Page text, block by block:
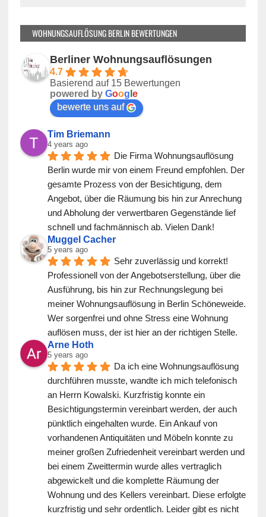
r
.
WOHNUNGSAUFLÖSUNG BERLIN BEWERTUNGEN
Berliner Wohnungsauflösungen
4.7
Basierend auf 15 Bewertungen
powered by Goog e
bewerte uns auf
Tim Briemann
4 years ago
Die Firma Wohnungsauflösung
Berlin wurde mir von einem Freund empfohlen. Der
gesamte Prozess von der Besichtigung, dem
Angebot, über die Räumung bis hin zur Anrechung
und Abholung der verwertbaren Gegenstände lief
schnell und fachmännisch ab. Vielen Dank!
Muggel Cacher
5 years ago
Sehr zuverlässig und korrekt!
Professionell von der Angebotserstellung, über die
Ausführung, bis hin zur Rechnungslegung bei
meiner Wohnungsauflösung in Berlin Schöneweide.
Wer sorgenfrei und ohne Stress eine Wohnung
auflösen muss, der ist hier an der richtigen Stelle.
Arne Hoth
5 years ago
Da ich eine Wohnungsauflösung
durchführen musste, wandte ich mich telefonisch
an Herrn Kowalski. Kurzfristig konnte ein
Besichtigungstermin vereinbart werden, der auch
pünktlich eingehalten wurde. Ein Ankauf von
vorhandenen Antiquitäten und Möbeln konnte zu
meiner großen Zufriedenheit vereinbart werden und
bei einem Zweittermin wurde alles vertraglich
abgewickelt und die komplette Räumung der
Wohnung und des Kellers vereinbart. Diese erfolgte
kurzfristig und sehr ordentlich. Leider gibt es nicht